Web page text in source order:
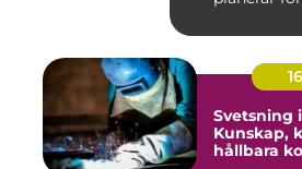
Svetsning
Kunskap,
hållbara